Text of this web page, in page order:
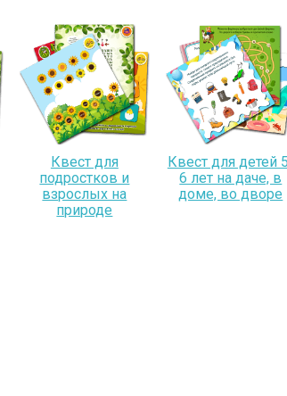
Квест для
подростков и
взрослых на
природе
Квест для детей
6 лет на даче, в
доме, во дворе